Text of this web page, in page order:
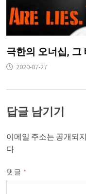
극한의 오너십, 그
2020-07-27
답글 남기기
이메일 주소는 공개되
다
댓글 *